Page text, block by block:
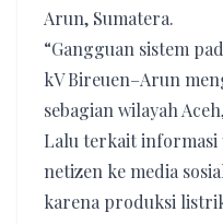
Arun, Sumatera.
“Gangguan sistem
kV Bireuen–Arun
sebagian wilayah
Lalu terkait informasi
netizen ke media
karena produksi